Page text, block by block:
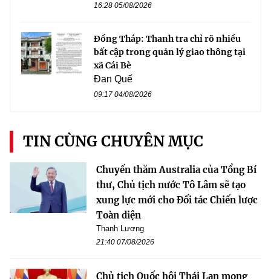
16:28 05/08/2026
Đồng Tháp: Thanh tra chỉ rõ nhiều
bất cập trong quản lý giao thông tại
xã Cái Bè
Đan Quế
09:17 04/08/2026
TIN CÙNG CHUYÊN MỤC
Chuyến thăm Australia của Tổng Bí
thư, Chủ tịch nước Tô Lâm sẽ tạo
xung lực mới cho Đối tác Chiến lược
Toàn diện
Thanh Lương
21:40 07/08/2026
Chủ tịch Quốc hội Thái Lan mong